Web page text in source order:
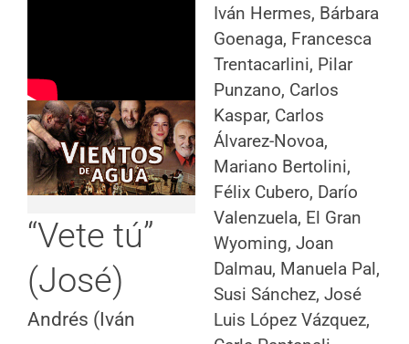
“Vete tú”
(José)
Andrés (Iván
Iván Hermes, Bárbara
Goenaga, Francesca
Trentacarlini, Pilar
Punzano, Carlos
Kaspar, Carlos
Álvarez-Novoa,
Mariano Bertolini,
Félix Cubero, Darío
Valenzuela, El Gran
Wyoming, Joan
Dalmau, Manuela Pal,
Susi Sánchez, José
Luis López Vázquez,